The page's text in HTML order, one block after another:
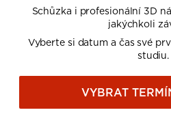
Schůzka i profesionální 3D
jakýchkoli
Vyberte si datum a čas své
studiu.
VYBRAT